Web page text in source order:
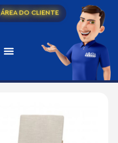
ÁREA DO CLIENTE